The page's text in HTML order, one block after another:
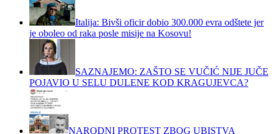
Italija: Bivši oficir dobio 300.000 evra odštete jer
je oboleo od raka posle misije na Kosovu!
SAZNAJEMO: ZAŠTO SE VUČIĆ NIJE JUČE
POJAVIO U SELU DULENE KOD KRAGUJEVCA?
NARODNI PROTEST ZBOG UBISTVA